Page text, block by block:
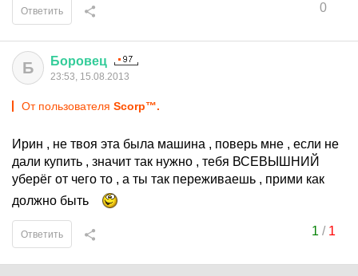
0
Ответить
Б Боровец
23:53, 15.08.2013
От пользователя Scorp™.
Ирин , не твоя эта была машина , поверь мне , если не
дали купить , значит так нужно , тебя ВСЕВЫШНИЙ
уберёг от чего то , а ты так переживаешь , прими как
должно быть
1 / 1
Ответить